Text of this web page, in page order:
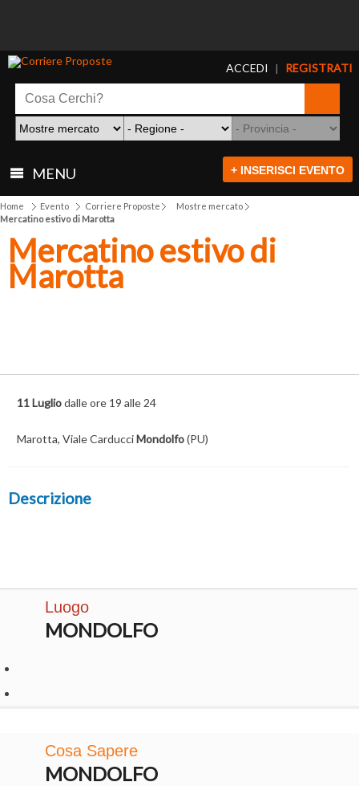
ACCEDI | REGISTRATI
MENU + INSERISCI EVENTO
Home Evento Corriere Proposte
Mostre mercato
Mercatino estivo di Marotta
Mercatino estivo di
Marotta
11 Lugliodalle ore 19 alle 24
Marotta, Viale CarducciMondolfo(PU)
Descrizione
Luogo
MONDOLFO
Cosa Sapere
MONDOLFO